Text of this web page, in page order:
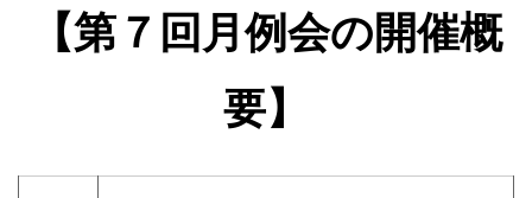
【第７回月例会の開催概
要】